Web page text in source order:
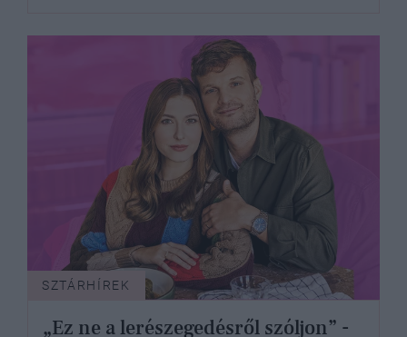
SZTÁRHÍREK
„Ez ne a lerészegedésről szóljon” -